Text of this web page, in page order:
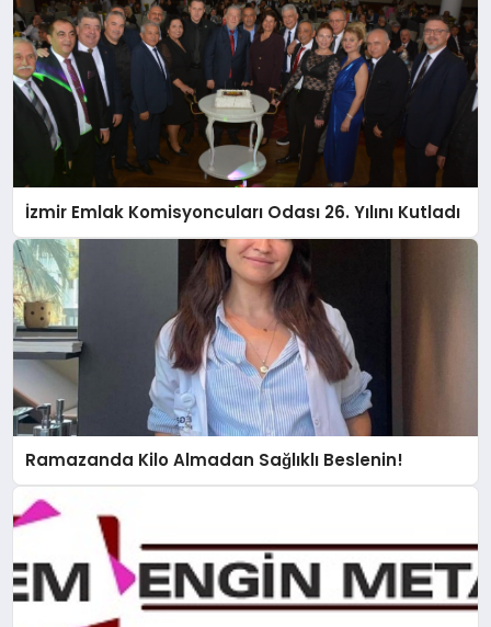
İzmir Emlak Komisyoncuları Odası 26. Yılını Kutladı
Ramazanda Kilo Almadan Sağlıklı Beslenin!